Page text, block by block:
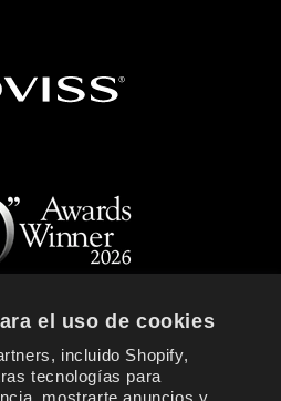
el uso de cookies
incluido Shopify,
tecnologías para
mostrarte anuncios y
RECIBIR NOTICIAS Y
DE LOVISS